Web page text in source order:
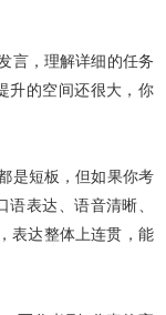
言，理解详细的任务
升的空间还很大，你
是短板，但如果你考
表达、语音清晰、
表达整体上连贯，能